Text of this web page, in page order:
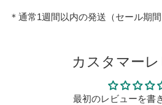
＊通常1週間以内の発送（セール期
カスタマー
最初のレビューを書